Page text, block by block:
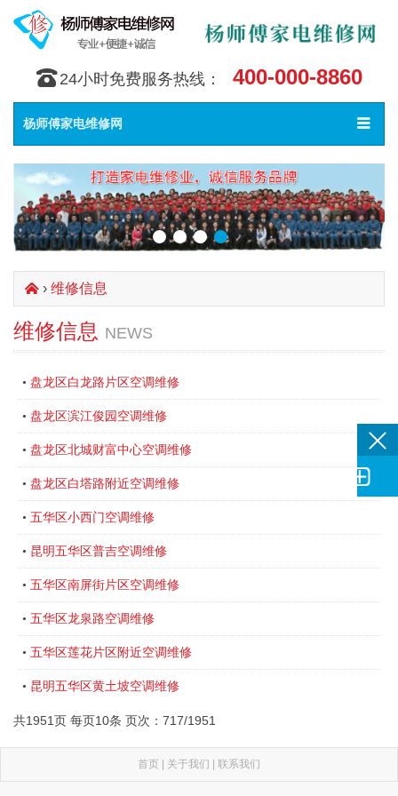
󰇯 24小时免费服务热线： 400-000-8860
Toggle
󰀥
杨师傅家电维修网
󰄫 › 维修信息
维修信息 NEWS
• 盘龙区白龙路片区空调维修
• 盘龙区滨江俊园空调维修
• 盘龙区北城财富中心空调维修
• 盘龙区白塔路附近空调维修
• 五华区小西门空调维修
• 昆明五华区普吉空调维修
• 五华区南屏街片区空调维修
• 五华区龙泉路空调维修
• 五华区莲花片区附近空调维修
• 昆明五华区黄土坡空调维修
共1951页 每页10条 页次：717/1951
首页 | 关于我们 | 联系我们
